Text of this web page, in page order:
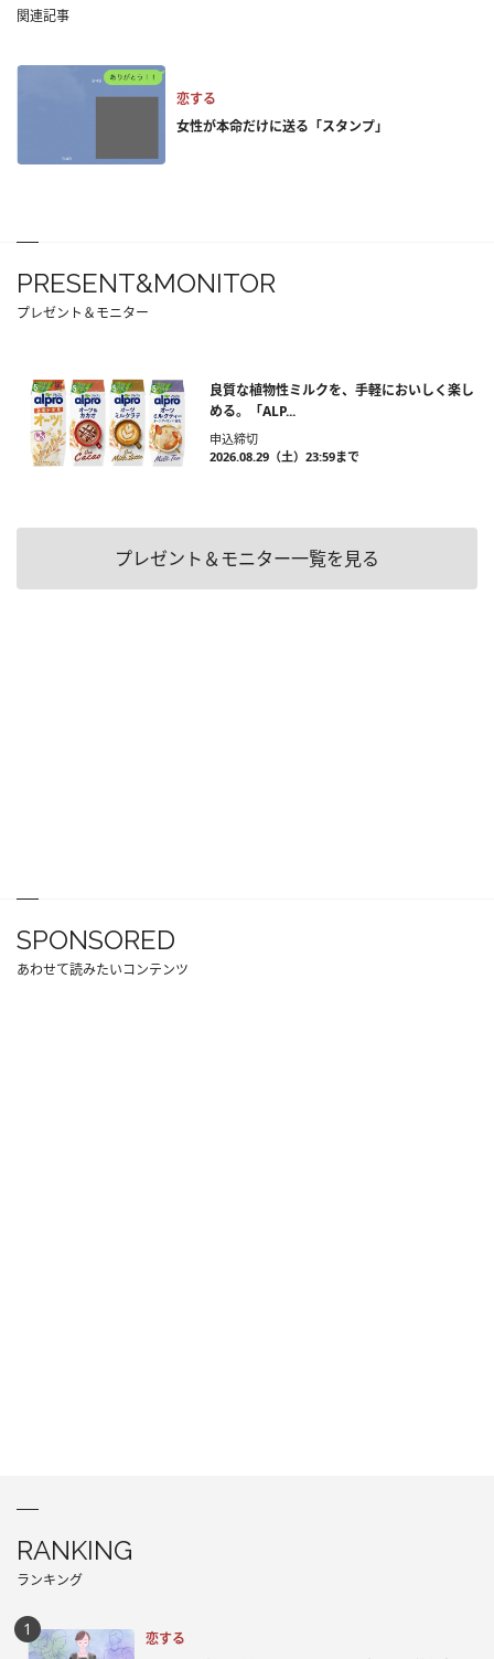
関連記事
恋する
女性が本命だけに送る「スタンプ」
PRESENT&MONITOR
プレゼント＆モニター
良質な植物性ミルクを、手軽においしく楽し
める。「ALP...
申込締切
2026.08.29（土）23:59まで
プレゼント＆モニター一覧を見る
SPONSORED
あわせて読みたいコンテンツ
RANKING
ランキング
恋する